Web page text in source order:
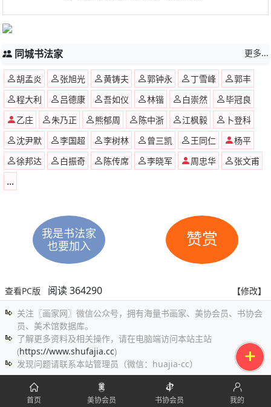
同城书法家 更多...
胡孟炎 张旭光 黄铸夫 郭钟永 丁雪峰
郭丰
程大利
吕德康 吾如仪 林锴 白崇然
毕冠良
乙庄
朱乃正 熊郁周 陈中浙 江枫毅
卜登科
沈尹默
李国超 李树林 曾三凯 王同仁
杨平
徐邦达
白振奇 陈传席 李晓军 周忠华 张文甫
...
我是书法家
也要加入
赞赏
【修改】
查看PC版 阅读 364290
关注〖画家网〗微信公众号，拥有海量书画家、美协会员、书协会
员、美术馆数据库。
了解更多资料及相关操作，请在电脑端访问本站主站
(https://www.shufajia.cc)
发现问题请联系本站管理员（微信：huajia-cc）
首页 美协会员 书协会员 我的